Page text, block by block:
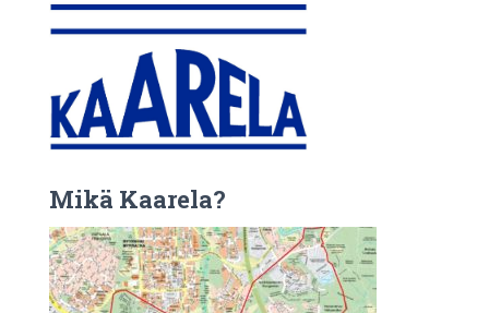
Mikä Kaarela?